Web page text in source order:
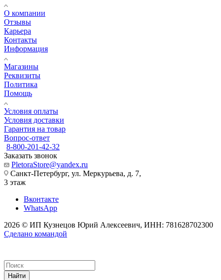
О компании
Отзывы
Карьера
Контакты
Информация
Магазины
Реквизиты
Политика
Помощь
Условия оплаты
Условия доставки
Гарантия на товар
Вопрос-ответ
8-800-201-42-32
Заказать звонок
PletoraStore@yandex.ru
Санкт-Петербург, ул. Меркурьева, д. 7,
3 этаж
Вконтакте
WhatsApp
2026 © ИП Кузнецов Юрий Алексеевич, ИНН: 781628702300
Сделано командой
Найти